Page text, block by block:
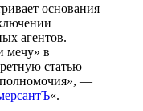
основания
агентов.
мечу» в
статью
—
«.